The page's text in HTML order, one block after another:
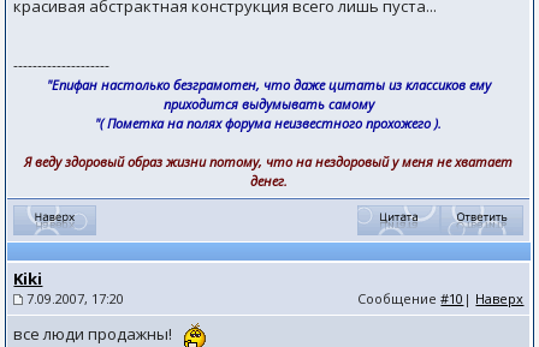
красивая абстрактная конструкция всего лишь пуста...
--------------------
"Епифан настолько безграмотен, что даже цитаты из классиков ему
приходится выдумывать самому
"( Пометка на полях форума неизвестного прохожего ).
Я веду здоровый образ жизни потому, что на нездоровый у меня не хватает
денег.
Kiki
7.09.2007, 17:20 Сообщение#10 | Наверх
все люди продажны!